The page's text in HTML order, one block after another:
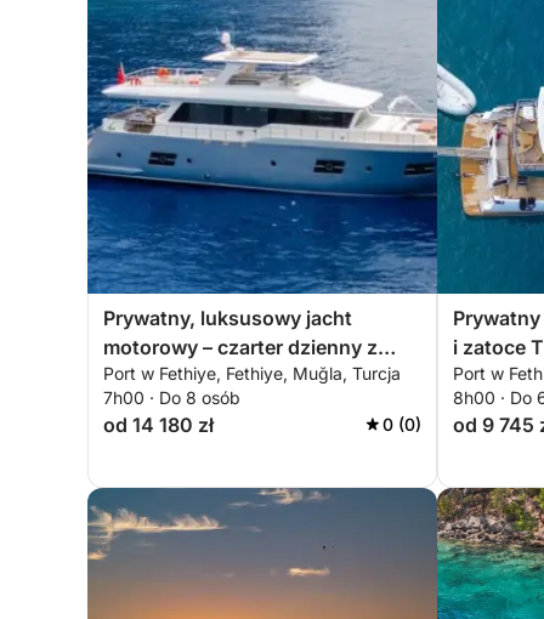
Prywatny, luksusowy jacht
motorowy – czarter dzienny z
Fethiye na relaksujący morski
wypoczynek
Port w Fethiye, Fethiye, Muğla, Turcja
7h00 · Do 8 osób
od 14 180 zł 0 (0)
i zatoce
Port w
8h00 · Do
od 9 745